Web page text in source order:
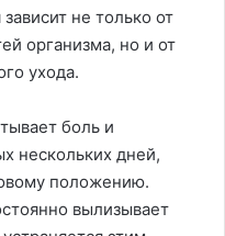
не только от
организма, но и от
ухода.
боль и
нескольких дней,
положению.
вылизывает